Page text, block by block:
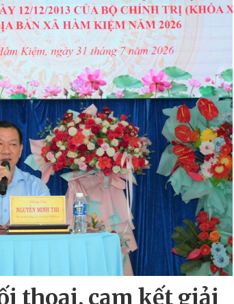
thoại, cam kết giải